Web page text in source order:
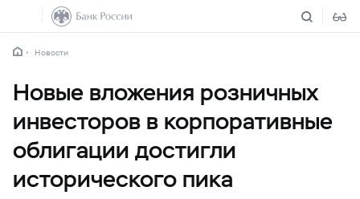
Новости
Новые вложения розничных
инвесторов в корпоративные
облигации достигли
исторического пика